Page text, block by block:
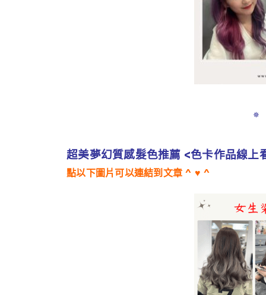
超美夢幻質感髮色推薦 <色卡作品線上
點以下圖片可以連結到文章 ^ ♥ ^